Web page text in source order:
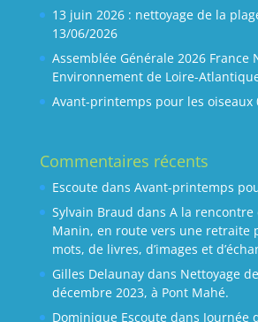
13 juin 2026 : nettoyage de la
13/06/2026
Assemblée Générale 2026 France
Environnement de Loire-
Avant-printemps pour les oiseaux
Commentaires récents
Escoutedans Avant-printemps
Sylvain Braud dans A la rencontre
Manin, en route vers une retraite
mots, de livres, d’images et
Gilles Delaunaydans Nettoyage
décembre 2023, à Pont Mahé.
Dominique Escoutedans Journée